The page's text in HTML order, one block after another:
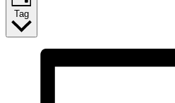
Tag